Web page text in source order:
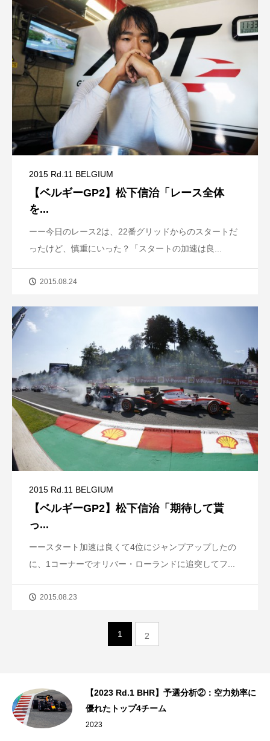
2015 Rd.11 BELGIUM
【ベルギーGP2】松下信治「レース全体
を...
ーー今日のレース2は、22番グリッドからのスタートだ
ったけど、慎重にいった？「スタートの加速は良...
2015.08.24
2015 Rd.11 BELGIUM
【ベルギーGP2】松下信治「期待して貰
っ...
ーースタート加速は良くて4位にジャンプアップしたの
に、1コーナーでオリバー・ローランドに追突してフ...
2015.08.23
1 2
【2023 Rd.1 BHR】予選分析②：空力効率に
優れたトップ4チーム
2023